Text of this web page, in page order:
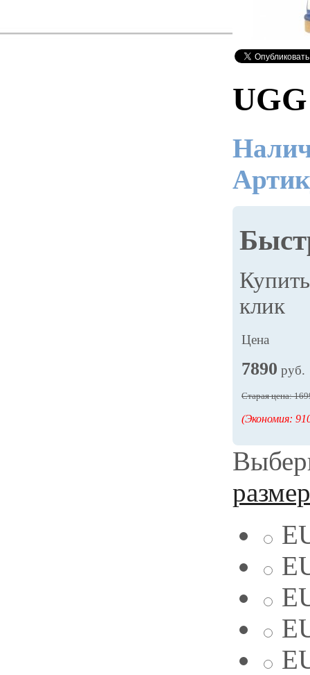
клик
Цена
7890 руб.
Старая цена:
(Экономия:
размер